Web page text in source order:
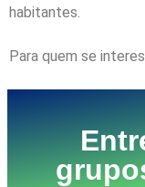
habitantes.
Para quem se